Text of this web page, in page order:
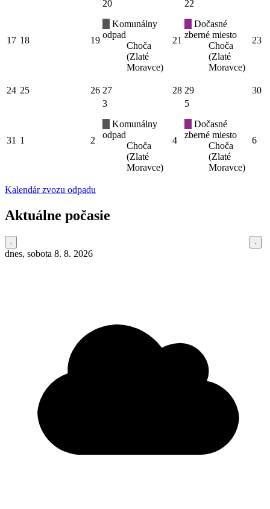
17 18 19
20
Komunálny
odpad
Choča
(Zlaté
Moravce)
21
22
Dočasné
zberné miesto
Choča
(Zlaté
Moravce)
23
24 25 26 27 28 29 30
31 1 2
3
Komunálny
odpad
Choča
(Zlaté
Moravce)
4
5
Dočasné
zberné miesto
Choča
(Zlaté
Moravce)
6
Kalendár zvozu odpadu
Aktuálne počasie
dnes, sobota 8. 8. 2026